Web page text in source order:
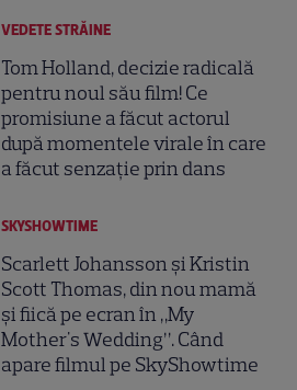
VEDETE STRĂINE
Tom Holland, decizie radicală
pentru noul său film! Ce
promisiune a făcut actorul
după momentele virale în care
a făcut senzație prin dans
SKYSHOWTIME
Scarlett Johansson și Kristin
Scott Thomas, din nou mamă
și fiică pe ecran în „My
Mother's Wedding”. Când
apare filmul pe SkyShowtime